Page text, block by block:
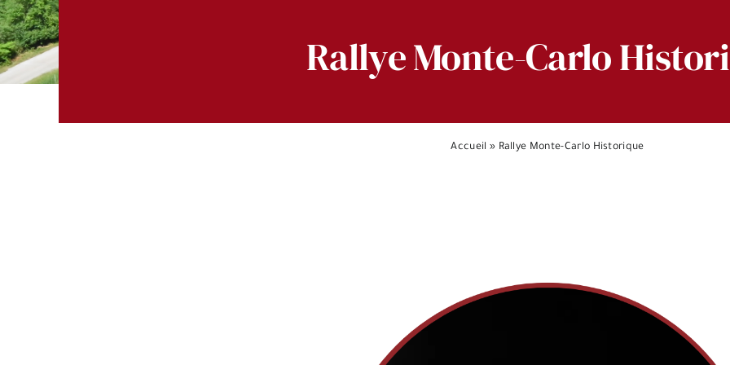
Rallye Monte-Carlo
Accueil » Rallye Monte-Carlo Historique